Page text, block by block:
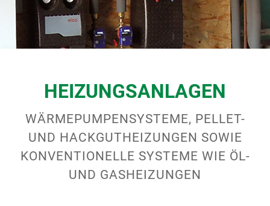
HEIZUNGSANLAGEN
WÄRMEPUMPENSYSTEME, PELLET-
UND HACKGUTHEIZUNGEN SOWIE
KONVENTIONELLE SYSTEME WIE ÖL-
UND GASHEIZUNGEN